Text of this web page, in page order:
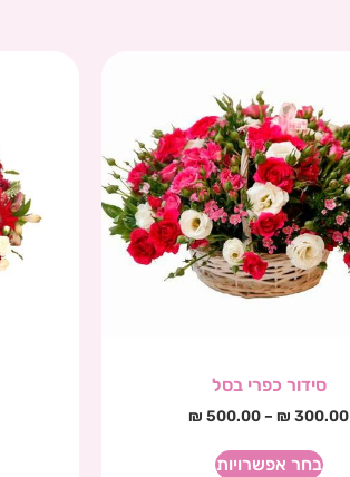
סידור כפרי בסל
₪ 300.00
–
₪ 500.00
בחר אפשרויות